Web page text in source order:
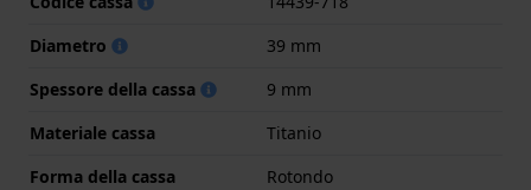
Diametro
39 mm
Spessore della cassa
9 mm
Materiale cassa
Titanio
Forma della cassa
Rotondo